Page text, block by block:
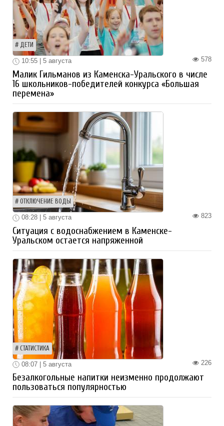
ДЕТИ
578
10:55 | 5 августа
Малик Гильманов из Каменска-Уральского в числе
16 школьников-победителей конкурса «Большая
перемена»
ОТКЛЮЧЕНИЕ ВОДЫ
823
08:28 | 5 августа
Ситуация с водоснабжением в Каменске-
Уральском остается напряженной
СТАТИСТИКА
226
08:07 | 5 августа
Безалкогольные напитки неизменно продолжают
пользоваться популярностью